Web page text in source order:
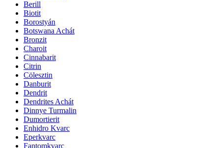
Berill
Biotit
Borostyán
Botswana Achát
Bronzit
Charoit
Cinnabarit
Citrin
Cölesztin
Danburit
Dendrit
Dendrites Achát
Dinnye Turmalin
Dumortierit
Enhidro Kvarc
Eperkvarc
Fantomkvarc